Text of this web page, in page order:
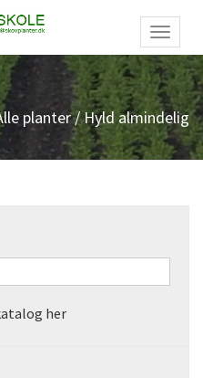
planter/ Hyld almindelig
her